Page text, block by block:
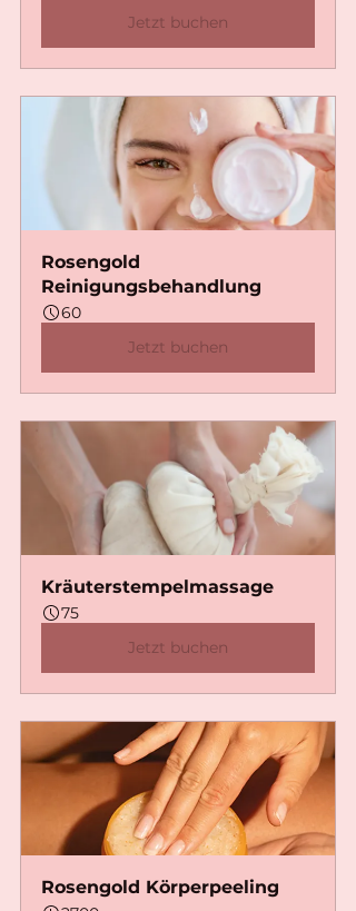
Jetzt buchen
Rosengold
Reinigungsbehandlung
60
Jetzt buchen
Kräuterstempelmassage
75
Jetzt buchen
Rosengold Körperpeeling